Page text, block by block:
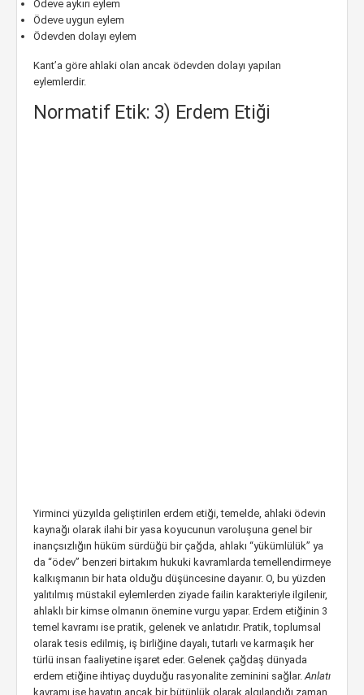
Ödeve aykırı eylem
Ödeve uygun eylem
Ödevden dolayı eylem
Kant’a göre ahlaki olan ancak ödevden dolayı yapılan
eylemlerdir.
Normatif Etik: 3) Erdem Etiği
Yirminci yüzyılda geliştirilen erdem etiği, temelde, ahlaki ödevin
kaynağı olarak ilahi bir yasa koyucunun varoluşuna genel bir
inançsızlığın hüküm sürdüğü bir çağda, ahlakı “yükümlülük” ya
da “ödev” benzeri birtakım hukuki kavramlarda temellendirmeye
kalkışmanın bir hata olduğu düşüncesine dayanır. O, bu yüzden
yalıtılmış müstakil eylemlerden ziyade failin karakteriyle ilgilenir,
ahlaklı bir kimse olmanın önemine vurgu yapar. Erdem etiğinin 3
temel kavramı ise pratik, gelenek ve anlatıdır. Pratik, toplumsal
olarak tesis edilmiş, iş birliğine dayalı, tutarlı ve karmaşık her
türlü insan faaliyetine işaret eder. Gelenek çağdaş dünyada
erdem etiğine ihtiyaç duyduğu rasyonalite zeminini sağlar.Anlatı
kavramı ise hayatın ancak bir bütünlük olarak algılandığı zaman